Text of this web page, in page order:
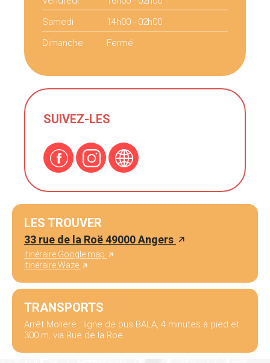
Samedi
14h00 - 02h00
Dimanche
Fermé
SUIVEZ-LES
LES TROUVER
33 rue de la Roë 49000 Angers
itinéraire Google map
itinéraire Waze
TRANSPORTS
Arrêt Moliere : ligne de bus BALA, 4 minutes à pied et
300 m, via Rue de la Roë.